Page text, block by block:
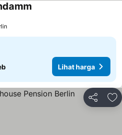
Lihat harga
Bagikan